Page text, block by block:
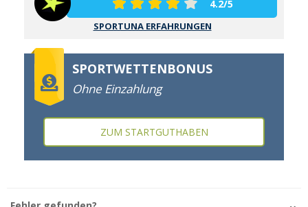
4.2/5
SPORTUNA ERFAHRUNGEN
SPORTWETTENBONUS
Ohne Einzahlung
ZUM STARTGUTHABEN